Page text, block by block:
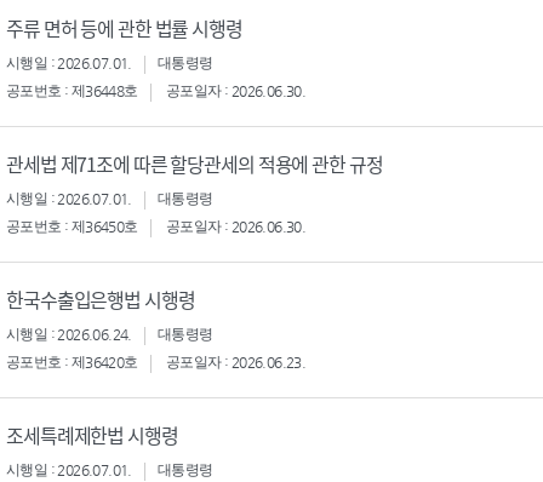
주류 면허 등에 관한 법률 시행령
시행일 : 2026.07.01.
대통령령
공포번호 : 제36448호
공포일자 : 2026.06.30.
관세법 제71조에 따른 할당관세의 적용에 관한 규정
시행일 : 2026.07.01.
대통령령
공포번호 : 제36450호
공포일자 : 2026.06.30.
한국수출입은행법 시행령
시행일 : 2026.06.24.
대통령령
공포번호 : 제36420호
공포일자 : 2026.06.23.
조세특례제한법 시행령
시행일 : 2026.07.01.
대통령령